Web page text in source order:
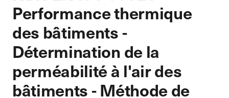
Performance thermique
des bâtiments -
Détermination de la
perméabilité à l'air des
bâtiments - Méthode de